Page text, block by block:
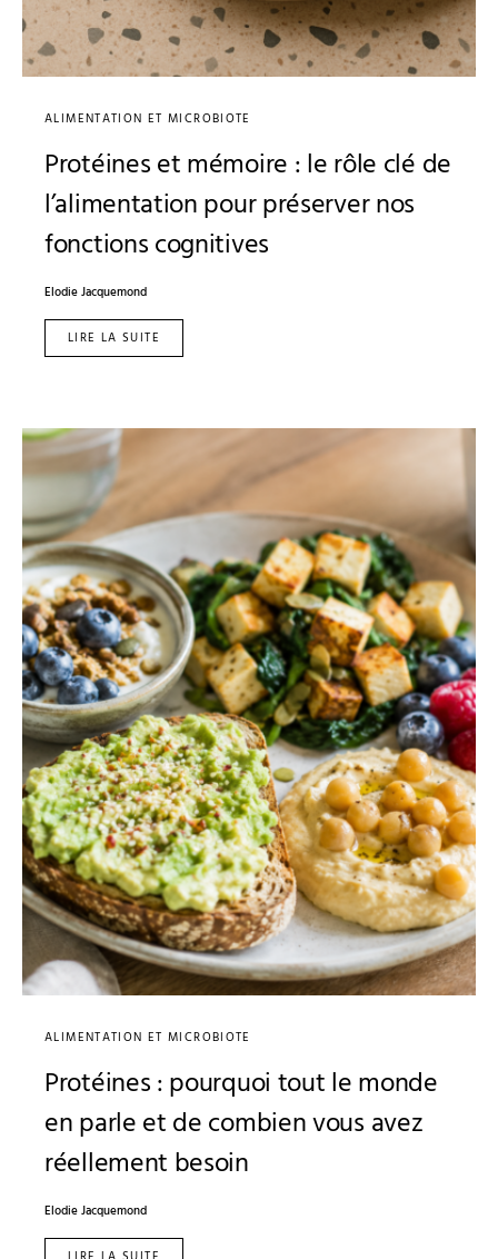
ALIMENTATION ET MICROBIOTE
Protéines et mémoire : le rôle clé de
l’alimentation pour préserver nos
fonctions cognitives
Elodie Jacquemond
LIRE LA SUITE
ALIMENTATION ET MICROBIOTE
Protéines : pourquoi tout le monde
en parle et de combien vous avez
réellement besoin
Elodie Jacquemond